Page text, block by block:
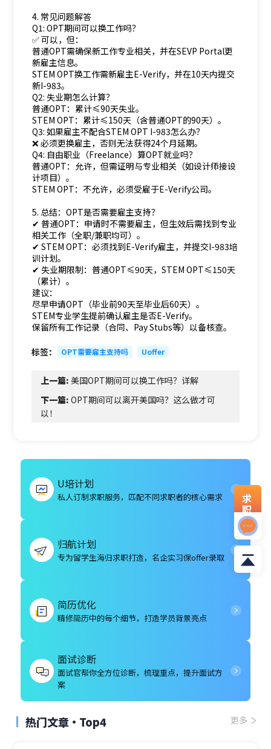
4. 常见问题解答
Q1: OPT期间可以换工作吗？
✅ 可以，但：
普通OPT需确保新工作专业相关，并在SEVP Portal更
新雇主信息。
STEM OPT换工作需新雇主E-Verify，并在10天内提交
新I-983。
Q2: 失业期怎么计算？
普通OPT：累计≤90天失业。
STEM OPT：累计≤150天（含普通OPT的90天）。
Q3: 如果雇主不配合STEM OPT I-983怎么办？
❌ 必须更换雇主，否则无法获得24个月延期。
Q4: 自由职业（Freelance）算OPT就业吗？
普通OPT：允许，但需证明与专业相关（如设计师接设
计项目）。
STEM OPT：不允许，必须受雇于E-Verify公司。
5. 总结：OPT是否需要雇主支持？
✔ 普通OPT：申请时不需要雇主，但生效后需找到专业
相关工作（全职/兼职均可）。
✔ STEM OPT：必须找到E-Verify雇主，并提交I-983培
训计划。
✔ 失业期限制：普通OPT≤90天，STEM OPT≤150天
（累计）。
建议：
尽早申请OPT（毕业前90天至毕业后60天）。
STEM专业学生提前确认雇主是否E-Verify。
保留所有工作记录（合同、Pay Stubs等）以备核查。
标签： OPT需要雇主支持吗 Uoffer
上一篇:美国OPT期间可以换工作吗？详解
下一篇:OPT期间可以离开美国吗？这么做才可
以！
U培计划
私人订制求职服务，匹配不同求职者的核心需求
归航计划
专为留学生海归求职打造，名企实习保offer录取
简历优化
精修简历中的每个细节，打造学员背景亮点
面试诊断
面试官帮你全方位诊断，梳理重点，提升面试方
案
热门文章·Top4 更多
求
职
资
料